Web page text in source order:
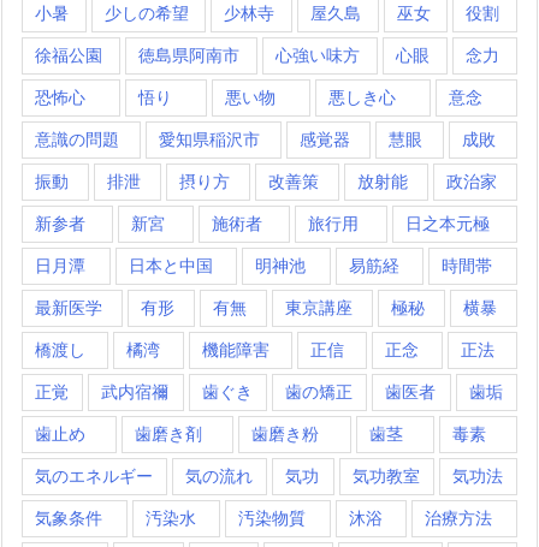
小暑 少しの希望 少林寺 屋久島 巫女 役割
徐福公園 徳島県阿南市 心強い味方 心眼 念力
恐怖心 悟り 悪い物 悪しき心 意念
意識の問題 愛知県稲沢市 感覚器 慧眼 成敗
振動 排泄 摂り方 改善策 放射能 政治家
新参者 新宮 施術者 旅行用 日之本元極
日月潭 日本と中国 明神池 易筋経 時間帯
最新医学 有形 有無 東京講座 極秘 横暴
橋渡し 橘湾 機能障害 正信 正念 正法
正覚 武内宿禰 歯ぐき 歯の矯正 歯医者 歯垢
歯止め 歯磨き剤 歯磨き粉 歯茎 毒素
気のエネルギー 気の流れ 気功 気功教室 気功法
気象条件 汚染水 汚染物質 沐浴 治療方法